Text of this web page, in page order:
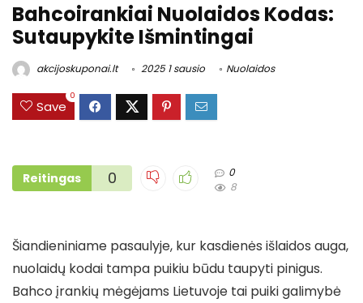
Bahcoirankiai Nuolaidos Kodas:
Sutaupykite Išmintingai
akcijoskuponai.lt 2025 1 sausio Nuolaidos
Save
0
Reitingas 0
0
8
Šiandieniniame pasaulyje, kur kasdienės išlaidos auga,
nuolaidų kodai tampa puikiu būdu taupyti pinigus.
Bahco įrankių mėgėjams Lietuvoje tai puiki galimybė